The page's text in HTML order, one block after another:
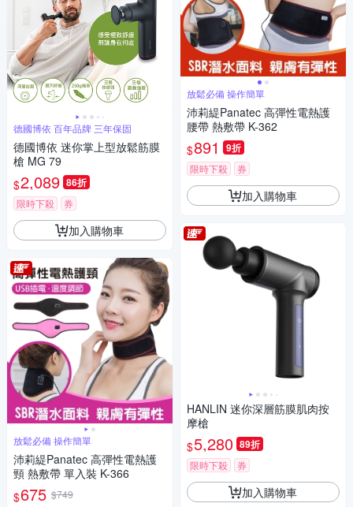
德國博依 百年品牌 三年保固
德國博依 迷你掌上型放鬆筋膜
槍 MG 79
$2,089 86折
限時下殺 券
加入購物車
放鬆必備 操作簡單
沛莉緹Panatec 高彈性電熱護
頸 熱敷帶 單入裝 K-366
$675 $749
放鬆必備 操作簡單
沛莉緹Panatec 高彈性電熱護
腰帶 熱敷帶 K-362
$891 9折
限時下殺 券
加入購物車
HANLIN 迷你深層筋膜肌肉按
摩槍
$5,280 89折
限時下殺 券
加入購物車